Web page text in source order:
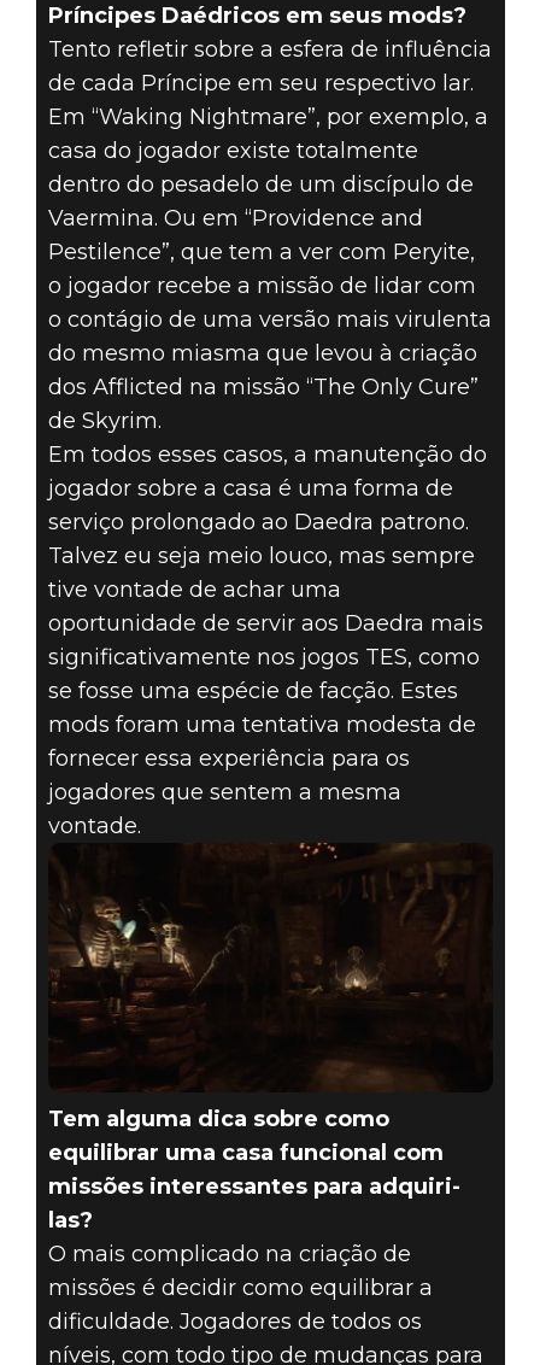
Príncipes Daédricos em seus mods?
Tento refletir sobre a esfera de influência
de cada Príncipe em seu respectivo lar.
Em “Waking Nightmare”, por exemplo, a
casa do jogador existe totalmente
dentro do pesadelo de um discípulo de
Vaermina. Ou em “Providence and
Pestilence”, que tem a ver com Peryite,
o jogador recebe a missão de lidar com
o contágio de uma versão mais virulenta
do mesmo miasma que levou à criação
dos Afflicted na missão “The Only Cure”
de Skyrim.
Em todos esses casos, a manutenção do
jogador sobre a casa é uma forma de
serviço prolongado ao Daedra patrono.
Talvez eu seja meio louco, mas sempre
tive vontade de achar uma
oportunidade de servir aos Daedra mais
significativamente nos jogos TES, como
se fosse uma espécie de facção. Estes
mods foram uma tentativa modesta de
fornecer essa experiência para os
jogadores que sentem a mesma
vontade.
Tem alguma dica sobre como
equilibrar uma casa funcional com
missões interessantes para adquiri-
las?
O mais complicado na criação de
missões é decidir como equilibrar a
dificuldade. Jogadores de todos os
níveis, com todo tipo de mudanças para